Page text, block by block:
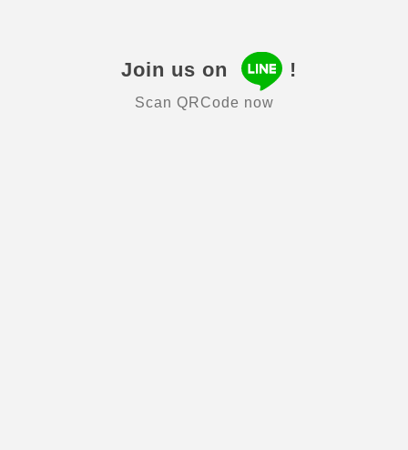
Join us on !
Scan QRCode now